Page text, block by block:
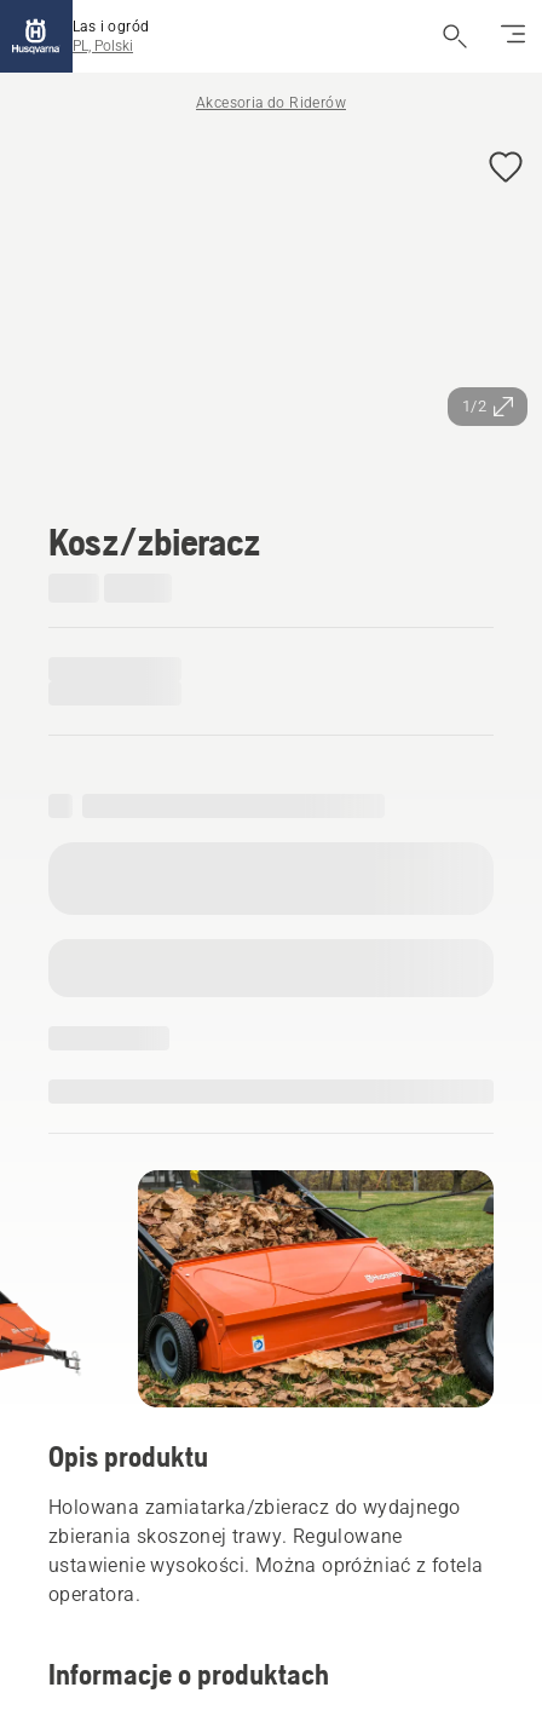
Las i ogród
PL, Polski
Akcesoria do Riderów
1/2
Kosz/zbieracz
Opis produktu
Holowana zamiatarka/zbieracz do wydajnego
zbierania skoszonej trawy. Regulowane
ustawienie wysokości. Można opróżniać z fotela
operatora.
Informacje o produktach